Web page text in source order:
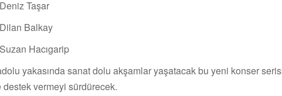
Taşar
Balkay
Hacıgarip
yakasında sanat dolu akşamlar yaşatacak bu yeni konser
destek vermeyi sürdürecek.